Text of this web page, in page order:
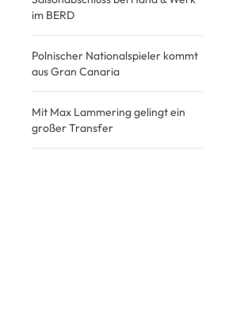
im BERD
Polnischer Nationalspieler kommt
aus Gran Canaria
Mit Max Lammering gelingt ein
großer Transfer